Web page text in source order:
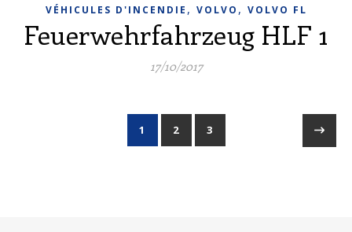
VÉHICULES D'INCENDIE , VOLVO , VOLVO FL
Feuerwehrfahrzeug HLF 1
17/10/2017
1 2 3